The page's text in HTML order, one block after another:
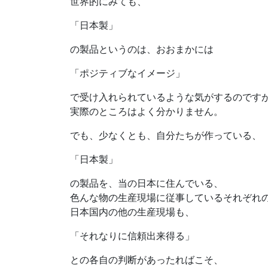
「日本製」
の製品というのは、おおまかには
「ポジティブなイメージ」
で受け入れられているような気がするのですが
実際のところはよく分かりません。
でも、少なくとも、自分たちが作っている、
「日本製」
の製品を、当の日本に住んでいる、
色んな物の生産現場に従事しているそれぞれ
日本国内の他の生産現場も、
「それなりに信頼出来得る」
との各自の判断があったればこそ、